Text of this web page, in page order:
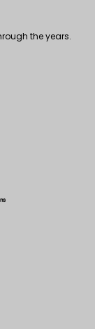
the years.